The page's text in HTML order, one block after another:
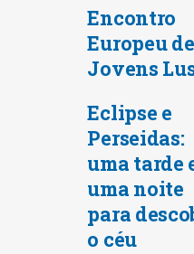
Encontro
Europeu de
Jovens
Eclipse e
Perseidas:
uma tarde
uma noite
para
o céu